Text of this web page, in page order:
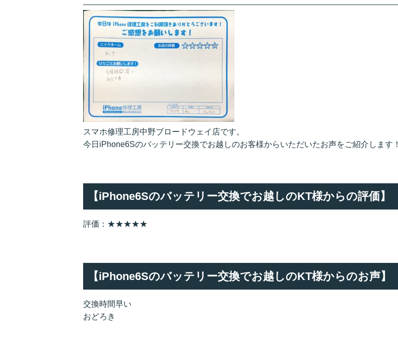
スマホ修理工房中野ブロードウェイ店です。
今日iPhone6Sのバッテリー交換でお越しのお客様からいただいたお声をご紹介します！
【iPhone6Sのバッテリー交換でお越しのKT様からの評価】
評価：★★★★★
【iPhone6Sのバッテリー交換でお越しのKT様からのお声】
交換時間早い
おどろき